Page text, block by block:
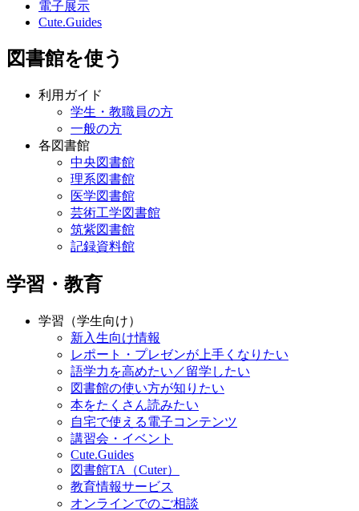
電子展示
Cute.Guides
図書館を使う
利用ガイド
学生・教職員の方
一般の方
各図書館
中央図書館
理系図書館
医学図書館
芸術工学図書館
筑紫図書館
記録資料館
学習・教育
学習（学生向け）
新入生向け情報
レポート・プレゼンが上手くなりたい
語学力を高めたい／留学したい
図書館の使い方が知りたい
本をたくさん読みたい
自宅で使える電子コンテンツ
講習会・イベント
Cute.Guides
図書館TA（Cuter）
教育情報サービス
オンラインでのご相談